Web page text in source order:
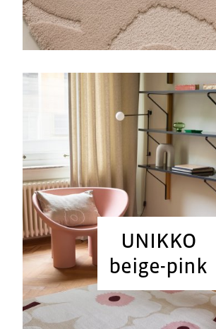
UNIKKO
beige-pink